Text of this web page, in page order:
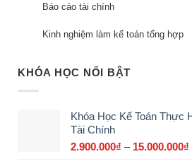
Báo cáo tài chính
Kinh nghiệm làm kế toán tổng hợp
KHÓA HỌC NỔI BẬT
Khóa Học Kế Toán Thực
Tài Chính
2.900.000₫ – 15.000.000₫